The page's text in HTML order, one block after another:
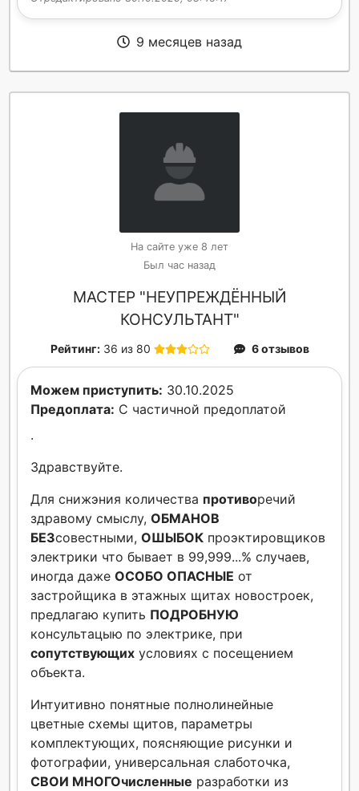
9 месяцев назад
На сайте уже 8 лет
Был час назад
МАСТЕР "НЕУПРЕЖДЁННЫЙ
КОНСУЛЬТАНТ"
Рейтинг: 36 из 80 6 отзывов
Можем приступить: 30.10.2025
Предоплата: С частичной предоплатой
.
Здравствуйте.
Для снижэния количества противоречий
здравому смыслу, ОБМАНОВ
БЕЗсовестными, ОШЫБОК проэктировщиков
электрики что бывает в 99,999...% случаев,
иногда даже ОСОБО ОПАСНЫЕ от
застройщика в этажных щитах новостроек,
предлагаю купить ПОДРОБНУЮ
консультацыю по электрике, при
сопутствующих условиях с посещением
объекта.
Интуитивно понятные полнолинейные
цветные схемы щитов, параметры
комплектующих, поясняющие рисунки и
фотографии, универсальная слаботочка,
СВОИ МНОГОчисленные разработки из